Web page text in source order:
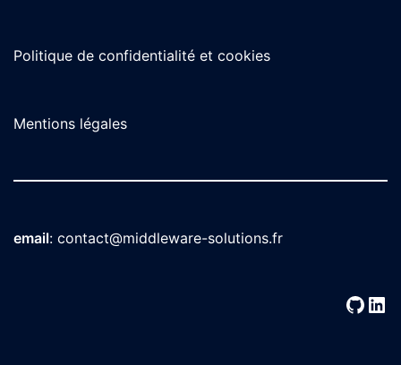
Politique de confidentialité et cookies
Mentions légales
email: contact@middleware-solutions.fr